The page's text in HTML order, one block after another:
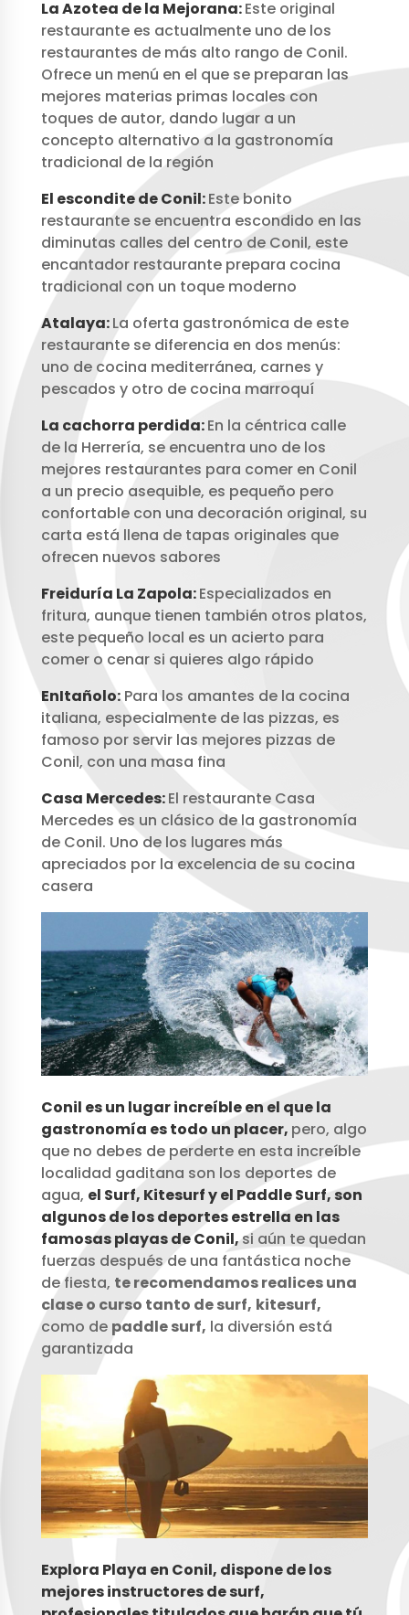
La Azotea de la Mejorana:Este original
restaurante es actualmente uno de los
restaurantes de más alto rango de Conil.
Ofrece un menú en el que se preparan las
mejores materias primas locales con
toques de autor, dando lugar a un
concepto alternativo a la gastronomía
tradicional de la región
El escondite de Conil:Este bonito
restaurante se encuentra escondido en las
diminutas calles del centro de Conil, este
encantador restaurante prepara cocina
tradicional con un toque moderno
Atalaya:La oferta gastronómica de este
restaurante se diferencia en dos menús:
uno de cocina mediterránea, carnes y
pescados y otro de cocina marroquí
La cachorra perdida:En la céntrica calle
de la Herrería, se encuentra uno de los
mejores restaurantes para comer en Conil
a un precio asequible, es pequeño pero
confortable con una decoración original, su
carta está llena de tapas originales que
ofrecen nuevos sabores
Freiduría La Zapola:Especializados en
fritura, aunque tienen también otros platos,
este pequeño local es un acierto para
comer o cenar si quieres algo rápido
EnItañolo:Para los amantes de la cocina
italiana, especialmente de las pizzas, es
famoso por servir las mejores pizzas de
Conil, con una masa fina
Casa Mercedes:El restaurante Casa
Mercedes es un clásico de la gastronomía
de Conil. Uno de los lugares más
apreciados por la excelencia de su cocina
casera
Conil es un lugar increíble en el que la
gastronomía es todo un placer, pero, algo
que no debes de perderte en esta increíble
localidad gaditana son los deportes de
agua, el Surf, Kitesurf y el Paddle Surf, son
algunos de los deportes estrella en las
famosas playas de Conil,si aún te quedan
fuerzas después de una fantástica noche
de fiesta, te recomendamos realices una
clase o curso tanto de surf, kitesurf,
como de paddle surf, la diversión está
garantizada
Explora Playa en Conil, dispone de los
mejores instructores de surf,